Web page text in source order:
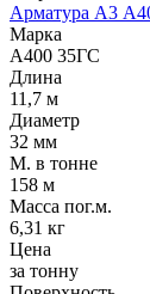
Арматура А3
Марка
А400 35ГС
Длина
11,7 м
Диаметр
32 мм
М. в тонне
158 м
Масса пог.м.
6,31 кг
Цена
за тонну